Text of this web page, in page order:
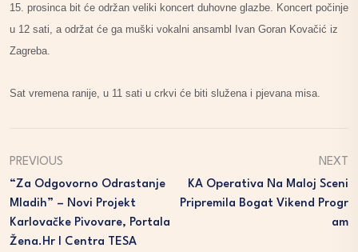
15. prosinca bit će održan veliki koncert duhovne glazbe. Koncert počinje
u 12 sati, a održat će ga muški vokalni ansambl Ivan Goran Kovačić iz
Zagreba.
Sat vremena ranije, u 11 sati u crkvi će biti služena i pjevana misa.
PREVIOUS
“Za Odgovorno Odrastanje
Mladih” – Novi Projekt
Karlovačke Pivovare, Portala
Žena.hr I Centra TESA
NEXT
KA Operativa Na Maloj Sceni
Pripremila Bogat Vikend Progr
Am